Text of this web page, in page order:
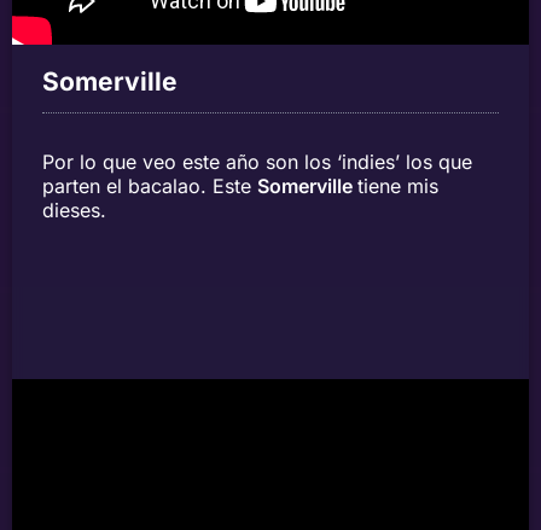
Somerville
Por lo que veo este año son los ‘indies’ los que
parten el bacalao. Este Somerville tiene mis
dieses.